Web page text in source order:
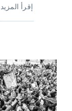
إقرأ المزيد